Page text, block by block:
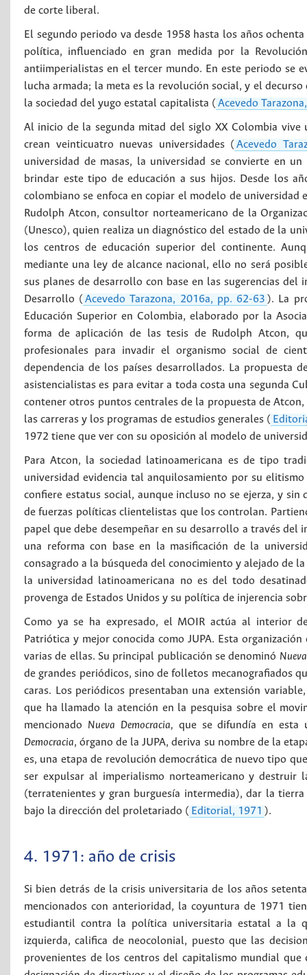
de corte liberal.
El segundo periodo va desde 1958 hasta los años
política, influenciado en gran medida por la
antiimperialistas en el tercer mundo. En este periodo se
lucha armada; la meta es la revolución social, y el
la sociedad del yugo estatal capitalista ( Acevedo
Al inicio de la segunda mitad del siglo XX Colombia
crean veinticuatro nuevas universidades ( Acevedo
universidad de masas, la universidad se convierte en
brindar este tipo de educación a sus hijos. Desde los
colombiano se enfoca en copiar el modelo de universidad
Rudolph Atcon, consultor norteamericano de la
(Unesco), quien realiza un diagnóstico del estado de la
los centros de educación superior del continente.
mediante una ley de alcance nacional, ello no será
sus planes de desarrollo con base en las sugerencias
Desarrollo ( Acevedo Tarazona, 2016a, pp. 62-63 ). La
Educación Superior en Colombia, elaborado por la
forma de aplicación de las tesis de Rudolph Atcon,
profesionales para invadir el organismo social de
dependencia de los países desarrollados. La propuesta
asistencialistas es para evitar a toda costa una segunda
contener otros puntos centrales de la propuesta de
las carreras y los programas de estudios generales (
1972 tiene que ver con su oposición al modelo de
Para Atcon, la sociedad latinoamericana es de tipo
universidad evidencia tal anquilosamiento por su
confiere estatus social, aunque incluso no se ejerza, y
de fuerzas políticas clientelistas que los controlan.
papel que debe desempeñar en su desarrollo a través
una reforma con base en la masificación de la
consagrado a la búsqueda del conocimiento y alejado de
la universidad latinoamericana no es del todo
provenga de Estados Unidos y su política de injerencia
Como ya se ha expresado, el MOIR actúa al interior
Patriótica y mejor conocida como JUPA. Esta
varias de ellas. Su principal publicación se denominó
de grandes periódicos, sino de folletos mecanografiados
caras. Los periódicos presentaban una extensión
que ha llamado la atención en la pesquisa sobre el
mencionado Nueva Democracia, que se difundía en esta
Democracia, órgano de la JUPA, deriva su nombre de la
es, una etapa de revolución democrática de nuevo tipo
ser expulsar al imperialismo norteamericano y destruir
(terratenientes y gran burguesía intermedia), dar la
bajo la dirección del proletariado ( Editorial, 1971 ).
4. 1971: año de crisis
Si bien detrás de la crisis universitaria de los años
mencionados con anterioridad, la coyuntura de 1971
estudiantil contra la política universitaria estatal a la
izquierda, califica de neocolonial, puesto que las
provenientes de los centros del capitalismo mundial